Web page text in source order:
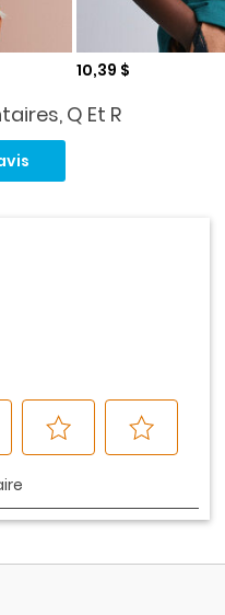
Prix de solde
10,39 $
Q Et R